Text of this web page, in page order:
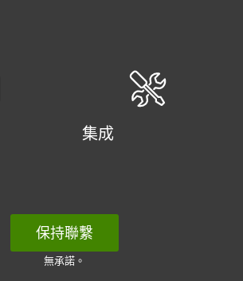
集成
保持聯繫
無承諾。